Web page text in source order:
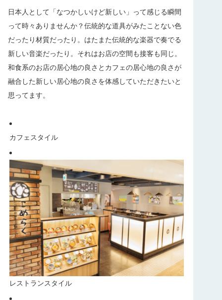
日本人として「なつかしいけど新しい」って感じる瞬間
って時々ありませんか？伝統的な道具がみたことない色
だったり材質だったり。はたまた伝統的な楽器で奏でる
新しい音楽だったり。 それはお店の空間も接客も同じ。
和食系のお店の居心地の良さとカフェの居心地の良さが
融合した新しい居心地の良さを体感していただきたいと
思ってます。
カフェスタイル
レストランスタイル